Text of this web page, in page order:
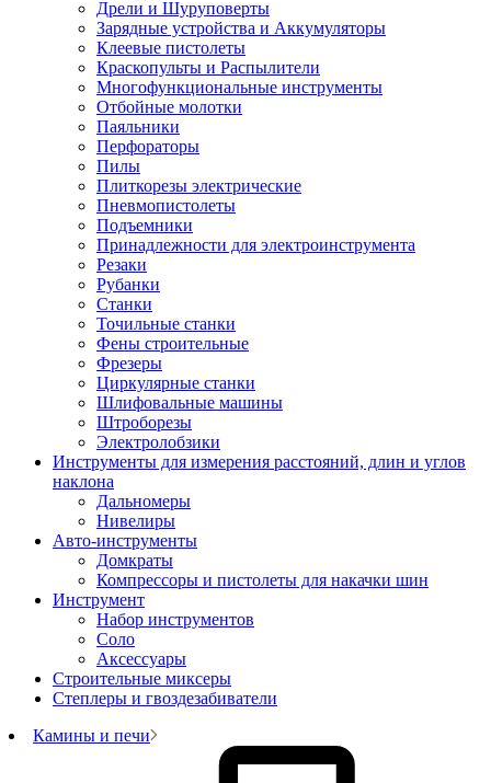
Дрели и Шуруповерты
Зарядные устройства и Аккумуляторы
Клеевые пистолеты
Краскопульты и Распылители
Многофункциональные инструменты
Отбойные молотки
Паяльники
Перфораторы
Пилы
Плиткорезы электрические
Пневмопистолеты
Подъемники
Принадлежности для электроинструмента
Резаки
Рубанки
Станки
Точильные станки
Фены строительные
Фрезеры
Циркулярные станки
Шлифовальные машины
Штроборезы
Электролобзики
Инструменты для измерения расстояний, длин и углов
наклона
Дальномеры
Нивелиры
Авто-инструменты
Домкраты
Компрессоры и пистолеты для накачки шин
Инструмент
Набор инструментов
Соло
Аксессуары
Строительные миксеры
Степлеры и гвоздезабиватели
Камины и печи